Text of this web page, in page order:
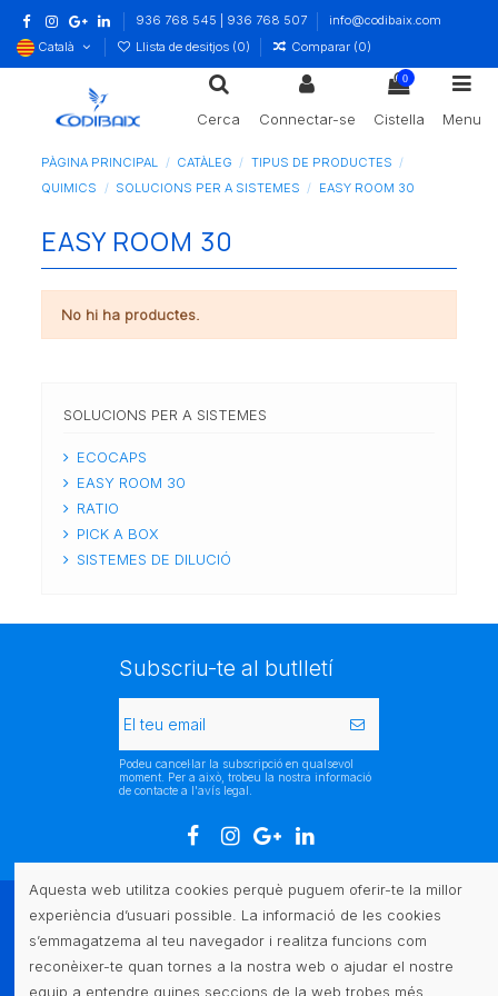
936 768 545 | 936 768 507
info@codibaix.com
Català
Llista de desitjos (0) Comparar (0)
Cerca Connectar-se
0
Cistella Menu
PÀGINA PRINCIPAL CATÀLEG
TIPUS DE PRODUCTES
QUIMICS
SOLUCIONS PER A SISTEMES EASY ROOM 30
EASY ROOM 30
No hi ha productes.
SOLUCIONS PER A SISTEMES
ECOCAPS
EASY ROOM 30
RATIO
PICK A BOX
SISTEMES DE DILUCIÓ
Subscriu-te al butlletí
Podeu cancel·lar la subscripció en qualsevol
moment. Per a això, trobeu la nostra informació
de contacte a l'avís legal.
Atenció al client
Legal
Aquesta web utilitza cookies perquè puguem oferir-te la millor
experiència d’usuari possible. La informació de les cookies
s’emmagatzema al teu navegador i realitza funcions com
reconèixer-te quan tornes a la nostra web o ajudar el nostre
equip a entendre quines seccions de la web trobes més